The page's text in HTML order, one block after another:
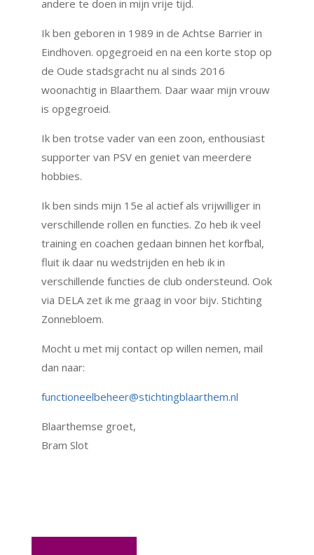
andere te doen in mijn vrije tijd.
Ik ben geboren in 1989 in de Achtse Barrier in
Eindhoven. opgegroeid en na een korte stop op
de Oude stadsgracht nu al sinds 2016
woonachtig in Blaarthem. Daar waar mijn vrouw
is opgegroeid.
Ik ben trotse vader van een zoon, enthousiast
supporter van PSV en geniet van meerdere
hobbies.
Ik ben sinds mijn 15e al actief als vrijwilliger in
verschillende rollen en functies. Zo heb ik veel
training en coachen gedaan binnen het korfbal,
fluit ik daar nu wedstrijden en heb ik in
verschillende functies de club ondersteund. Ook
via DELA zet ik me graag in voor bijv. Stichting
Zonnebloem.
Mocht u met mij contact op willen nemen, mail
dan naar:
functioneelbeheer@stichtingblaarthem.nl
Blaarthemse groet,
Bram Slot